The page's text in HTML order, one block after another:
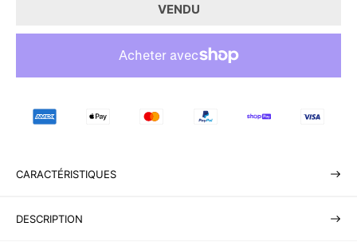
VENDU
DESCRIPTION
CARACTÉRISTIQUES